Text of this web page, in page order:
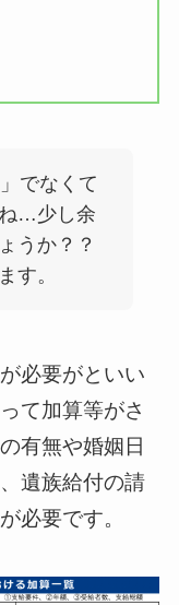
でなくて
ね…少し余
うか？？
す。
必要がといい
て加算等がさ
有無や婚姻日
遺族給付の請
必要です。